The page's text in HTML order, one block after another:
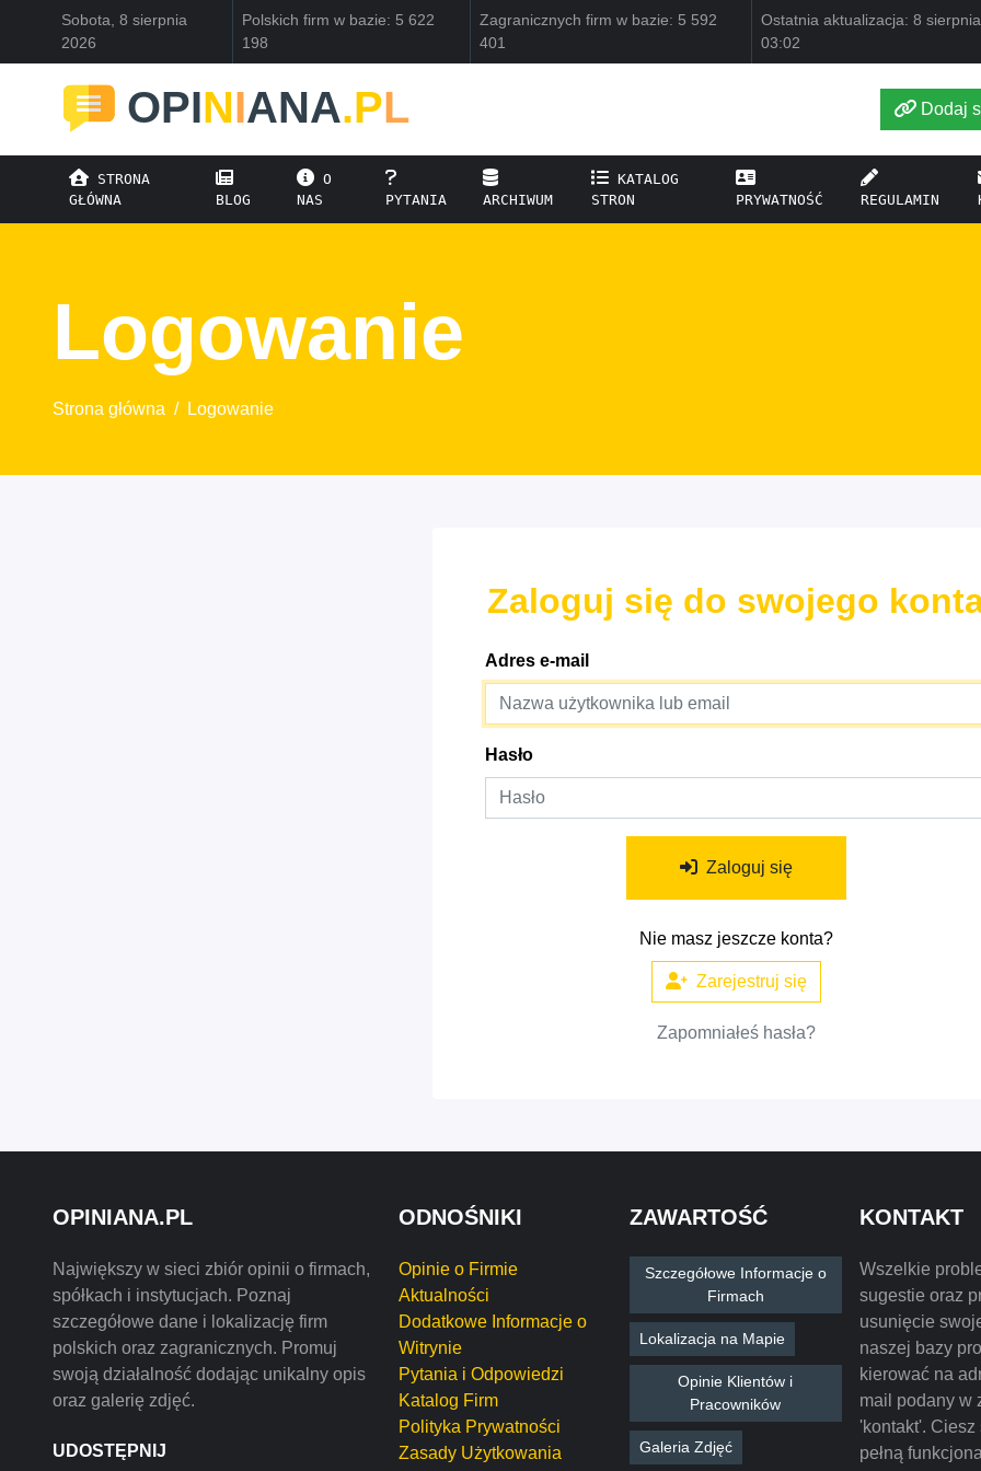
Sobota, 8 sierpnia
2026
Polskich firm w bazie: 5 622
198
Zagranicznych firm w bazie: 5 592
401
Ostatnia aktualizacja: 8
03:02
OPINIANA.PL Dodaj
STRONA
GŁÓWNA
BLOG
O
NAS
PYTANIA ARCHIWUM
KATALOG
STRON
PRYWATNOŚĆ REGULAMIN
Logowanie
Strona główna / Logowanie
Zaloguj się do swojego
Adres e-mail
Hasło
Zaloguj się
Nie masz jeszcze konta?
Zarejestruj się
Zapomniałeś hasła?
OPINIANA.PL
Największy w sieci zbiór opinii o firmach,
spółkach i instytucjach. Poznaj
szczegółowe dane i lokalizację firm
polskich oraz zagranicznych. Promuj
swoją działalność dodając unikalny opis
oraz galerię zdjęć.
UDOSTĘPNIJ
ODNOŚNIKI
Opinie o Firmie
Aktualności
Dodatkowe Informacje o
Witrynie
Pytania i Odpowiedzi
Katalog Firm
Polityka Prywatności
Zasady Użytkowania
ZAWARTOŚĆ
Szczegółowe Informacje o
Firmach
Lokalizacja na Mapie
Opinie Klientów i
Pracowników
Galeria Zdjęć
KONTAKT
Wszelkie
sugestie oraz
usunięcie
naszej bazy
kierować na
mail podany w
'kontakt'. Ciesz
pełną